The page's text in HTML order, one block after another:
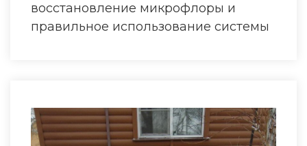
восстановление микрофлоры и
правильное использование системы